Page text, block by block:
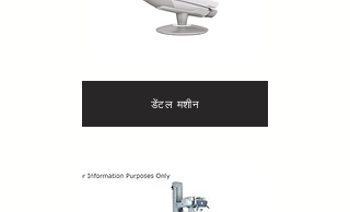
डेंटल मशीन